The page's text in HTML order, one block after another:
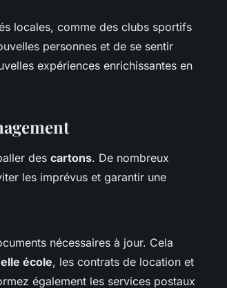
locales, comme des clubs sportifs
personnes et de se sentir
expériences enrichissantes en
des cartons. De nombreux
les imprévus et garantir une
nécessaires à jour. Cela
école, les contrats de location et
également les services postaux